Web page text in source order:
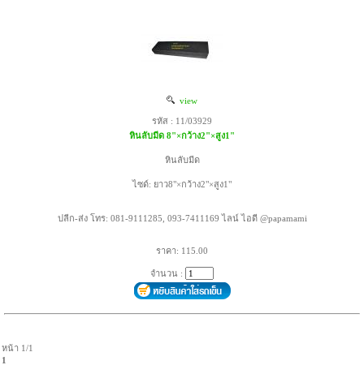
view
รหัส : 11/03929
หินลับมีด 8"×กว้าง2"×สูง1"
หินลับมีด
ไซด์: ยาว8"×กว้าง2"×สูง1"
ปลีก-ส่ง โทร: 081-9111285, 093-7411169 ไลน์ ไอดี @papamami
ราคา: 115.00
จำนวน :
หน้า 1/1
1